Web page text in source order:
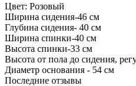
Цвет: Розовый
Ширина сидения-46 см
Глубина сидения- 40 см
Ширина спинки-40 см
Высота спинки-33 см
Высота от пола до сидения,
Диаметр основания - 54 см
Последние отзывы